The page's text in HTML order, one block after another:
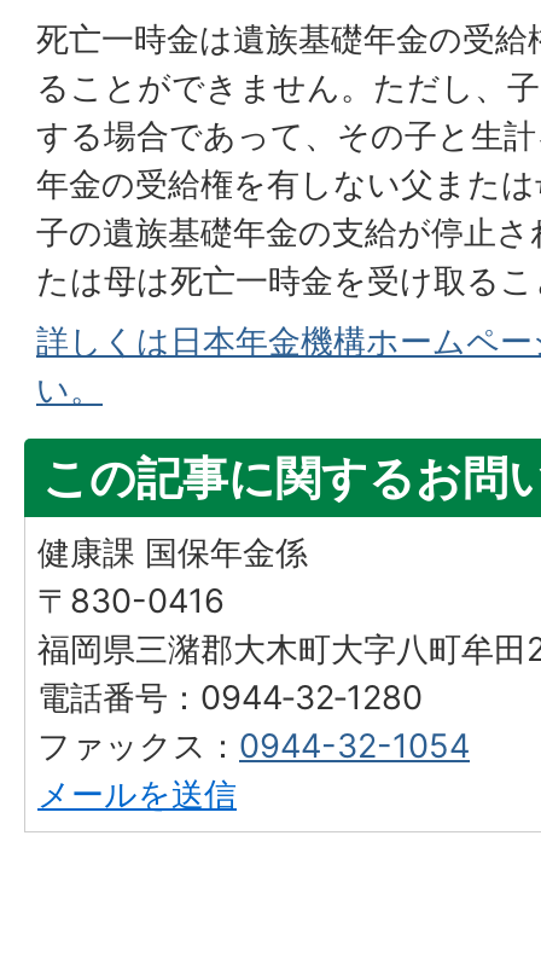
死亡一時金は遺族基礎年金の受
ることができません。ただし、
する場合であって、その子と生
年金の受給権を有しない父また
子の遺族基礎年金の支給が停止
たは母は死亡一時金を受け取る
詳しくは日本年金機構ホームペ
い。
この記事に関するお問
健康課 国保年金係
〒830-0416
福岡県三潴郡大木町大字八町牟
電話番号：0944‐32‐1280
ファックス： 0944-32-1054
メールを送信